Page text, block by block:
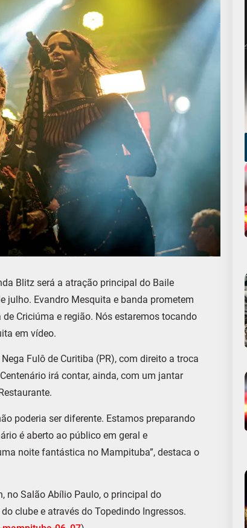
Blitz será a atração principal do Baile
julho. Evandro Mesquita e banda prometem
Criciúma e região. Nós estaremos tocando
em vídeo.
Fulô de Curitiba (PR), com direito a troca
irá contar, ainda, com um jantar
poderia ser diferente. Estamos preparando
é aberto ao público em geral e
noite fantástica no Mampituba”, destaca o
no Salão Abílio Paulo, o principal do
clube e através do Topedindo Ingressos.